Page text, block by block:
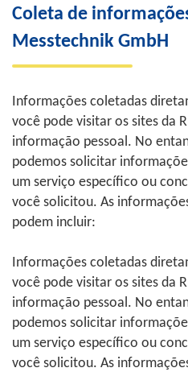
Coleta de
Messtechnik GmbH
Informações coletadas
você pode visitar os sites da
informação pessoal. No
podemos solicitar
um serviço específico ou
você solicitou. As
podem incluir:
Informações coletadas
você pode visitar os sites da
informação pessoal. No
podemos solicitar
um serviço específico ou
você solicitou. As